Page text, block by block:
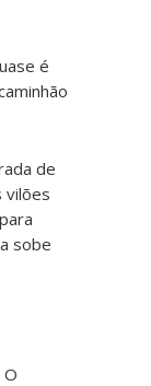
é
de
vilões
sobe